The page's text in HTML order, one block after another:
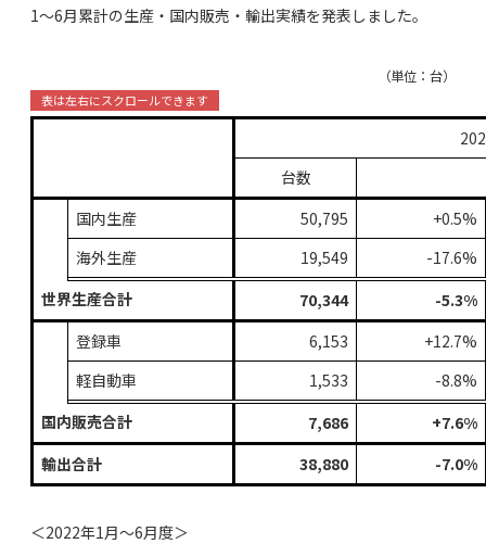
1～6月累計の生産・国内販売・輸出実績を発表しました。
（単位：台）
台数
国内生産
50,795
+0.5%
海外生産
19,549
-17.6%
世界生産合計
70,344
-5.3%
登録車
6,153
+12.7%
軽自動車
1,533
-8.8%
国内販売合計
7,686
+7.6%
輸出合計
38,880 -7.0%
＜2022年1月～6月度＞